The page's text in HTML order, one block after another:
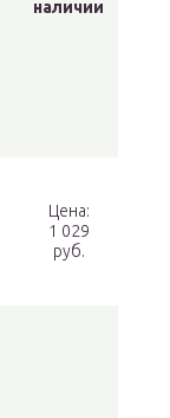
наличии
Цена:
1 029
руб.